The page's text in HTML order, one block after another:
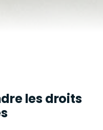
les droits